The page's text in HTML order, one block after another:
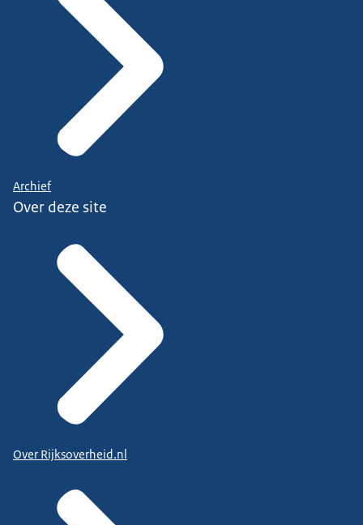
Archief
Over deze site
Over Rijksoverheid.nl